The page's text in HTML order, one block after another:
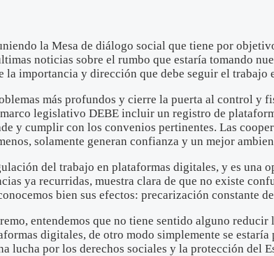
la Mesa de diálogo social que tiene por
noticias sobre el rumbo que estaría tomando
importancia y dirección que debe seguir el trabajo
más profundos y cierre la puerta al control y
legislativo DEBE incluir un registro de
y cumplir con los convenios pertinentes. Las
solamente generan confianza y un mejor
del trabajo en plataformas digitales, y es una
ya recurridas, muestra clara de que no existe
bien sus efectos: precarización constante
entendemos que no tiene sentido alguno reducir
digitales, de otro modo simplemente se
lucha por los derechos sociales y la protección del